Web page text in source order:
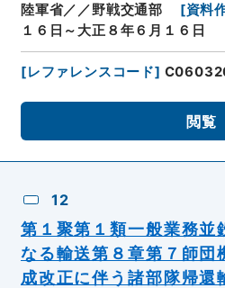
陸軍省／／野戦交通部
[資料
１６日～大正８年６月１６日
[レファレンスコード]
閲覧
12
第１聚第１類一般業務並
なる輸送第８章第７師団
成改正に伴う諸部隊帰還